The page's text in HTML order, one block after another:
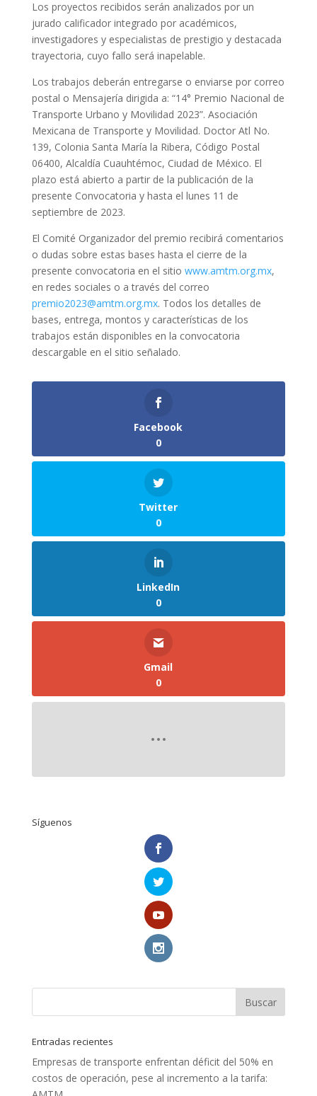
Los proyectos recibidos serán analizados por un
jurado calificador integrado por académicos,
investigadores y especialistas de prestigio y destacada
trayectoria, cuyo fallo será inapelable.
Los trabajos deberán entregarse o enviarse por correo
postal o Mensajería dirigida a: “14° Premio Nacional de
Transporte Urbano y Movilidad 2023”. Asociación
Mexicana de Transporte y Movilidad. Doctor Atl No.
139, Colonia Santa María la Ribera, Código Postal
06400, Alcaldía Cuauhtémoc, Ciudad de México. El
plazo está abierto a partir de la publicación de la
presente Convocatoria y hasta el lunes 11 de
septiembre de 2023.
El Comité Organizador del premio recibirá comentarios
o dudas sobre estas bases hasta el cierre de la
presente convocatoria en el sitio www.amtm.org.mx,
en redes sociales o a través del correo
premio2023@amtm.org.mx. Todos los detalles de
bases, entrega, montos y características de los
trabajos están disponibles en la convocatoria
descargable en el sitio señalado.
Facebook
0
Twitter
0
LinkedIn
0
Gmail
0
Síguenos
Entradas recientes
Empresas de transporte enfrentan déficit del 50% en
costos de operación, pese al incremento a la tarifa: